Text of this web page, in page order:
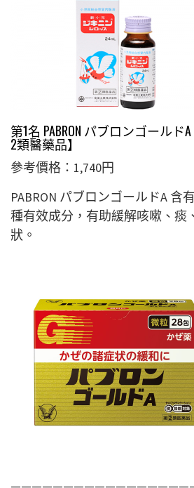
第1名 PABRON パブロンゴール
2類醫藥品】
參考價格：1,740円
PABRON パブロンゴールドA 含
種有效成分，有助緩解咳嗽、痰
狀。